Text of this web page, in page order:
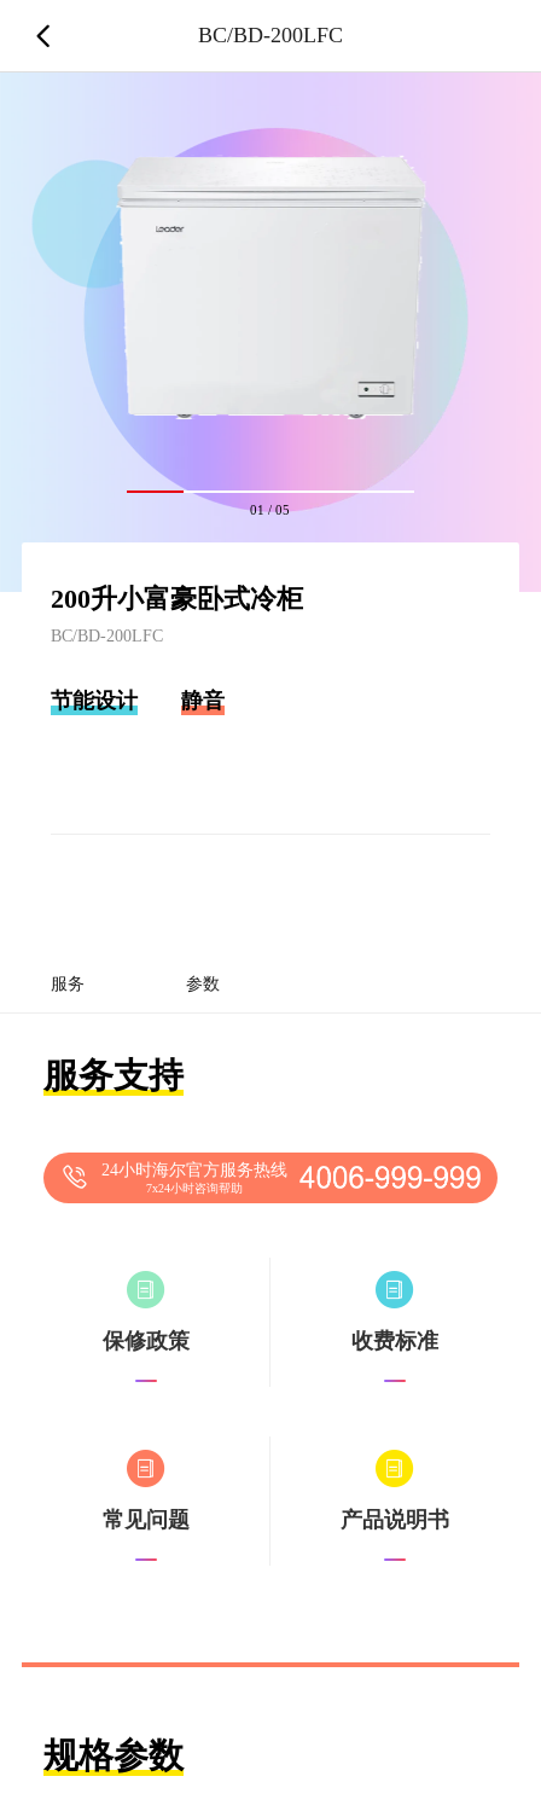
01/05
200升小富豪卧式冷柜
BC/BD-200LFC
节能设计 静音
服务 参数
服务支持
24小时海尔官方服务热线
7x24小时咨询帮助
保修政策 收费标准
常见问题 产品说明书
规格参数
BC/BD-200LFC